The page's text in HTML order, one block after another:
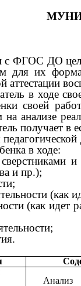
с ФГОС ДО
для их
аттестации
в ходе
своей
на анализе
получает в
в ходе:
и пр.);
(как
(как идет
Анализ